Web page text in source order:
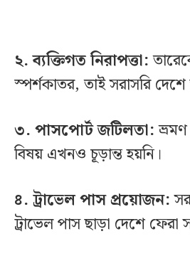
২. ব্যক্তিগত নিরাপত্তা:
স্পর্শকাতর, তাই সরাসরি
৩. পাসপোর্ট জটিলতা:
বিষয় এখনও চূড়ান্ত হয়নি।
৪. ট্রাভেল পাস প্রয়োজন:
ট্রাভেল পাস ছাড়া দেশে ফেরা